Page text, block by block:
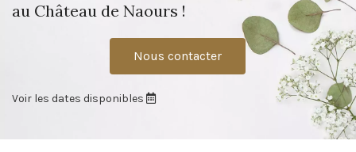
au Château de Naours !
Nous contacter
Voir les dates disponibles